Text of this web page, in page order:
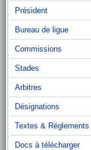
Président
Bureau de ligue
Commissions
Stades
Arbitres
Désignations
Textes & Réglements
Docs à télécharger